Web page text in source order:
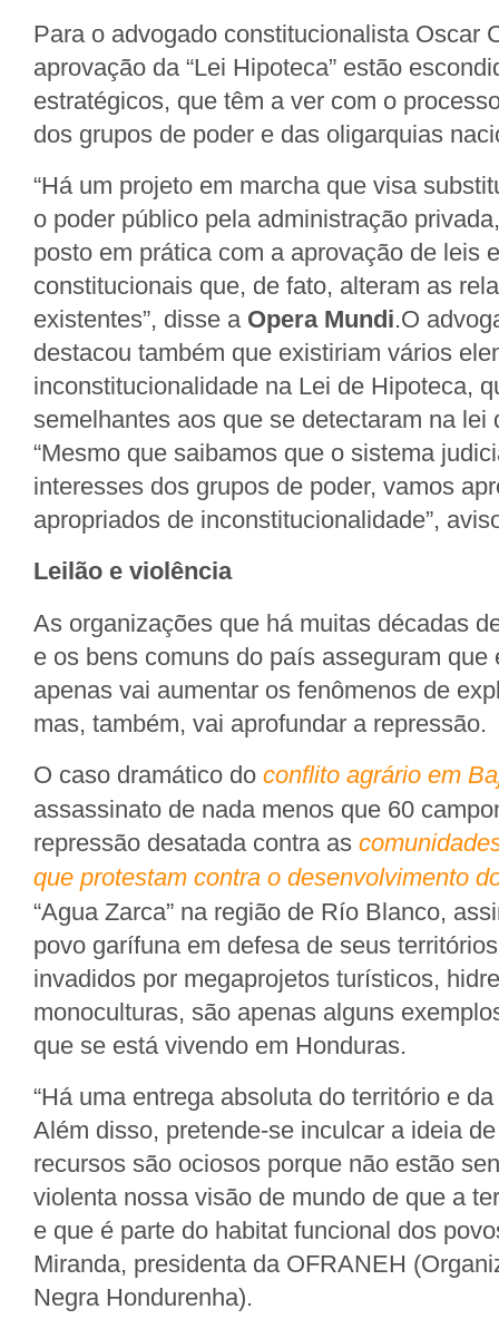
Para o advogado constitucionalista Oscar
aprovação da “Lei Hipoteca” estão
estratégicos, que têm a ver com o
dos grupos de poder e das oligarquias
“Há um projeto em marcha que visa
o poder público pela administração
posto em prática com a aprovação de leis
constitucionais que, de fato, alteram as
existentes”, disse aOpera Mundi.O
destacou também que existiriam vários
inconstitucionalidade na Lei de Hipoteca,
semelhantes aos que se detectaram na lei
“Mesmo que saibamos que o sistema
interesses dos grupos de poder, vamos
apropriados de inconstitucionalidade”,
Leilão e violência
As organizações que há muitas décadas
e os bens comuns do país asseguram que
apenas vai aumentar os fenômenos de
mas, também, vai aprofundar a repressão.
O caso dramático do conflito agrário em
assassinato de nada menos que 60
repressão desatada contra as
que protestam contra o desenvolvimento
“Agua Zarca” na região de Río Blanco,
povo garífuna em defesa de seus
invadidos por megaprojetos turísticos,
monoculturas, são apenas alguns
que se está vivendo em Honduras.
“Há uma entrega absoluta do território e
Além disso, pretende-se inculcar a ideia
recursos são ociosos porque não estão
violenta nossa visão de mundo de que a
e que é parte do habitat funcional dos
Miranda, presidenta da OFRANEH
Negra Hondurenha).